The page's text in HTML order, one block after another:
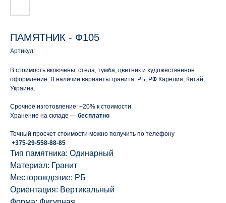
ПАМЯТНИК - Ф105
Артикул:
В стоимость включены: стела, тумба, цветник и художественное
оформление. В наличии варианты гранита: РБ, РФ Карелия, Китай,
Украина.
Срочное изготовление: +20% к стоимости
Хранение на складе — бесплатно
Точный просчет стоимости можно получить по телефону
+375-29-558-88-85
Тип памятника: Одинарный
Материал: Гранит
Месторождение: РБ
Ориентация: Вертикальный